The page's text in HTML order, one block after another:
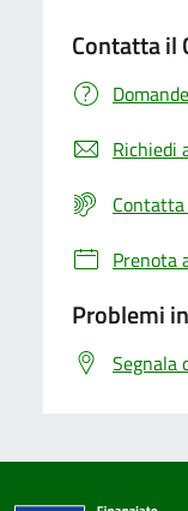
Contatta il
Richiedi
Prenota
Problemi
Segnala